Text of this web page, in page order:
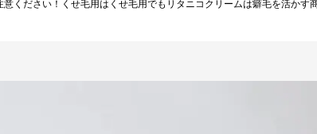
意ください！くせ毛用はくせ毛用でもリタニコクリームは癖毛を活かす